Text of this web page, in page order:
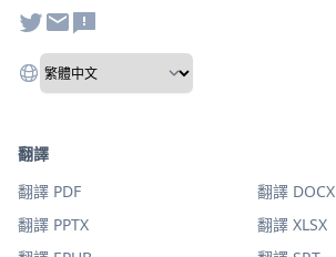
翻譯
翻譯 PDF
翻譯 DOCX
翻譯 PPTX
翻譯 XLSX